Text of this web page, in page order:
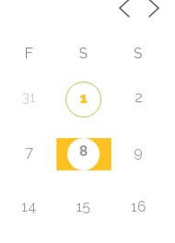
F S S
31 1 2
7 8 9
14 15 16